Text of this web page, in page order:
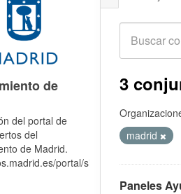
3
madrid
Paneles
de
del portal de
del
de Madrid.
portal/site/egob